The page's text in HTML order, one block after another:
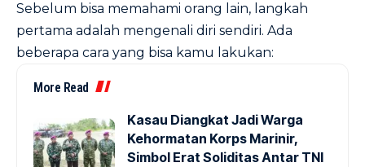
Sebelum bisa memahami orang lain, langkah
pertama adalah mengenali diri sendiri. Ada
beberapa cara yang bisa kamu lakukan:
More Read
Kasau Diangkat Jadi Warga
Kehormatan Korps Marinir,
Simbol Erat Soliditas Antar TNI